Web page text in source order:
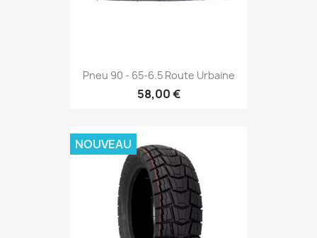
Pneu 90 - 65-6.5 Route Urbaine
58,00 €
NOUVEAU